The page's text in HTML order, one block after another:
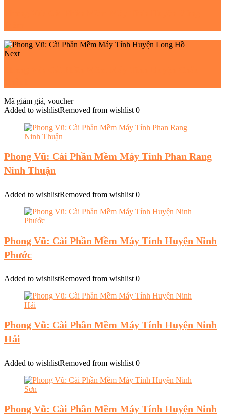
Next
Mã giảm giá, voucher
Added to wishlistRemoved from wishlist 0
Phong Vũ: Cài Phần Mềm Máy Tính Phan Rang
Ninh Thuận
Added to wishlistRemoved from wishlist 0
Phong Vũ: Cài Phần Mềm Máy Tính Huyện Ninh
Phước
Added to wishlistRemoved from wishlist 0
Phong Vũ: Cài Phần Mềm Máy Tính Huyện Ninh
Hải
Added to wishlistRemoved from wishlist 0
Phong Vũ: Cài Phần Mềm Máy Tính Huyện Ninh